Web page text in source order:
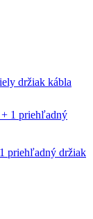
držiak kábla
priehľadný držiak